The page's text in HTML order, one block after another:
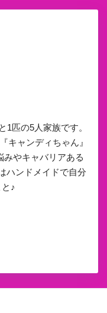
1匹の5人家族です。
キャンディちゃん』
みやキャバリアある
ハンドメイドで自分
♪